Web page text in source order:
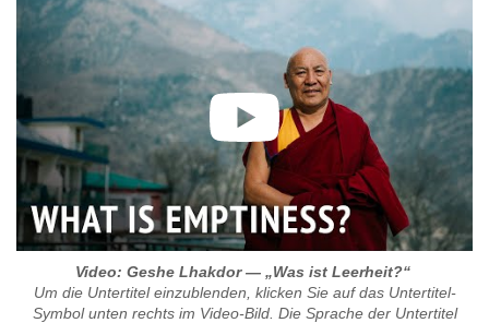
Video: Geshe Lhakdor — „Was ist Leerheit?“
Um die Untertitel einzublenden, klicken Sie auf das Untertitel-
Symbol unten rechts im Video-Bild. Die Sprache der Untertitel